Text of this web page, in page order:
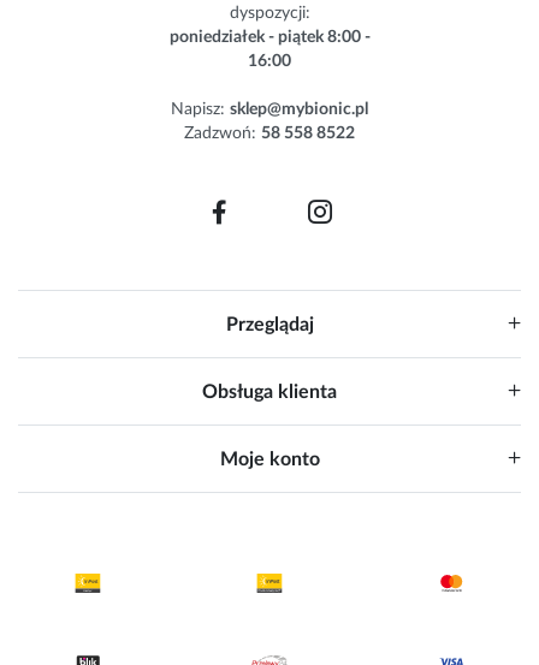
dyspozycji:
poniedziałek - piątek 8:00 -
16:00
Napisz: sklep@mybionic.pl
Zadzwoń: 58 558 8522
Przeglądaj
Obsługa klienta
Moje konto